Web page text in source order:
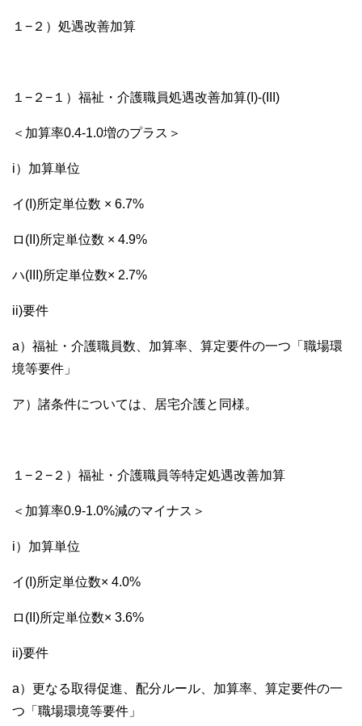
１−２）処遇改善加算
１−２−１）福祉・介護職員処遇改善加算(I)-(III)
＜加算率0.4-1.0増のプラス＞
i）加算単位
イ(I)所定単位数 × 6.7%
ロ(II)所定単位数 × 4.9%
ハ(III)所定単位数× 2.7%
ii)要件
a）福祉・介護職員数、加算率、算定要件の一つ「職場環
境等要件」
ア）諸条件については、居宅介護と同様。
１−２−２）福祉・介護職員等特定処遇改善加算
＜加算率0.9-1.0%減のマイナス＞
i）加算単位
イ(I)所定単位数× 4.0%
ロ(II)所定単位数× 3.6%
ii)要件
a）更なる取得促進、配分ルール、加算率、算定要件の一
つ「職場環境等要件」